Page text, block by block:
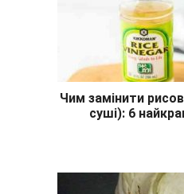
Чим замінити
суші): 6